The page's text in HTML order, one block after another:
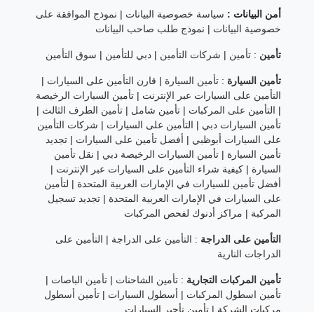
أمن البيانات : سياسة خصوصية البيانات | نموذج الموافقة على
خصوصية البيانات | نموذج طلب صاحب البيانات
تأمين :تأمين | شركات التأمين |دبي للتأمين | سوق التأمين
تأمين السيارة :تأمين السيارة | قارن التأمين على السيارات |
التأمين على السيارات عبر الإنترنت |تأمين السيارات الرخيصة
| التأمين على المركبات |تأمين شامل |تأمين الطرف الثالث |
تأمين السيارات دبي | التأمين على السيارات | شركات التأمين
على السيارات أبوظبي | أفضل تأمين على السيارات |تجديد
تأمين السيارة |تأمين السيارات الرخيصة دبي | نقل تأمين
السيارة |كيفية شراء التأمين على السيارات عبر الإنترنت |
أفضل تأمين للسيارات في الإمارات العربية المتحدة | لتأمين
على السيارات في الإمارات العربية المتحدة |تجديد تسجيل
المركبة | مراكز أدنوك لفحص المركبات
التأمين على الدراجة : التأمين على الدراجة | التأمين على
الدراجات النارية
تأمين المركبات التجارية :تأمين الشاحنات |تأمين الباصات |
تأمين اسطول المركبات | أسطول السيارات |تأمين أسطول
مركبات الشركة |تأمين تأجير السيارات